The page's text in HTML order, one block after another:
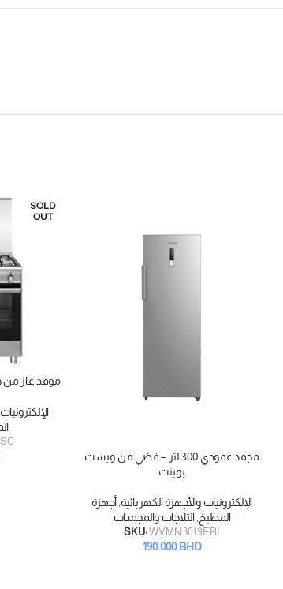
إضافة إلى السلة
مجمد عمودي 300 لتر – فضي من ويست
بوينت
الإلكترونيات والأجهزة الكهربائية أجهزة
المطبخ ,الثلاجات والمجمدات
SKU:WVMN 3019ERI
190.000BHD
SOLD
OUT
قراءة المزيد
موقد غاز من